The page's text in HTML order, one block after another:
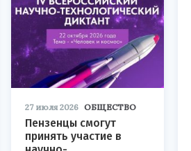
27 июля 2026 ОБЩЕСТВО
Пензенцы смогут
принять участие в